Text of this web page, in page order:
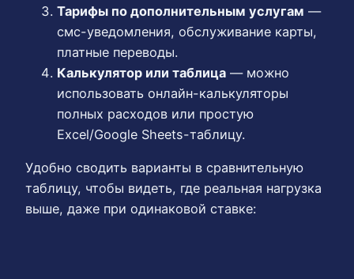
Тарифы по дополнительным услугам —
смс-уведомления, обслуживание карты,
платные переводы.
Калькулятор или таблица — можно
использовать онлайн-калькуляторы
полных расходов или простую
Excel/Google Sheets-таблицу.
Удобно сводить варианты в сравнительную
таблицу, чтобы видеть, где реальная нагрузка
выше, даже при одинаковой ставке: